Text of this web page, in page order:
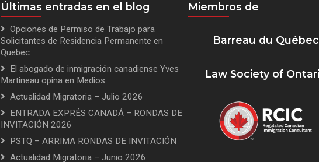
Últimas entradas en el blog
Opciones de Permiso de Trabajo para
Solicitantes de Residencia Permanente en
Quebec
El abogado de inmigración canadiense Yves
Martineau opina en Medios
Actualidad Migratoria – Julio 2026
ENTRADA EXPRÉS CANADÁ – RONDAS DE
INVITACIÓN 2026
PSTQ – ARRIMA RONDAS DE INVITACIÓN
Actualidad Migratoria – Junio 2026
Miembros de
Barreau du Québec
Law Society of